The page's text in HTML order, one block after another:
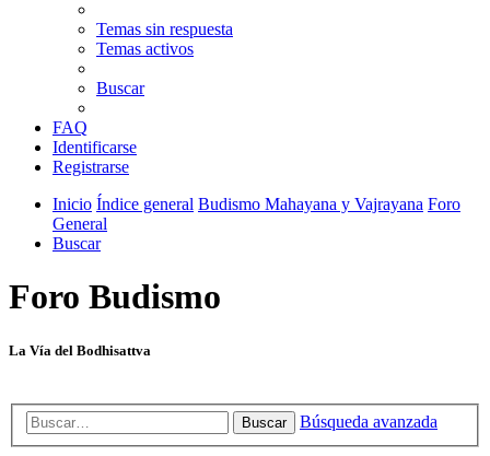
Temas sin respuesta
Temas activos
Buscar
FAQ
Identificarse
Registrarse
Inicio Índice general Budismo Mahayana y Vajrayana Foro
General
Buscar
Foro Budismo
La Vía del Bodhisattva
Buscar Búsqueda avanzada